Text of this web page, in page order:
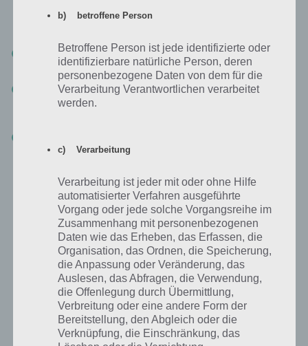
freizuschalten:
Hast du das erste Hotel, das Codinental, auf 4 Sterne gebracht,
gehe direkt zum nächsten!
Alle 2 Stunden kassierst du das Geld und upgradest die restlichen
Räume, um so nach und nach alles freizuschalten und auch die
auch dein zweites Hotel nur 4 Sterne, um das dritte Hotel
abzuschließen und 5 Sterne zu verdienen
b) betroffene Person
Betroffene Person ist jede identifizierte oder
identifizierbare natürliche Person, deren
personenbezogene Daten von dem für die
Verarbeitung Verantwortlichen verarbeitet
werden.
c) Verarbeitung
Verarbeitung ist jeder mit oder ohne Hilfe
automatisierter Verfahren ausgeführte
Vorgang oder jede solche Vorgangsreihe im
Zusammenhang mit personenbezogenen
Daten wie das Erheben, das Erfassen, die
Organisation, das Ordnen, die Speicherung,
die Anpassung oder Veränderung, das
Auslesen, das Abfragen, die Verwendung,
die Offenlegung durch Übermittlung,
Verbreitung oder eine andere Form der
Bereitstellung, den Abgleich oder die
Verknüpfung, die Einschränkung, das